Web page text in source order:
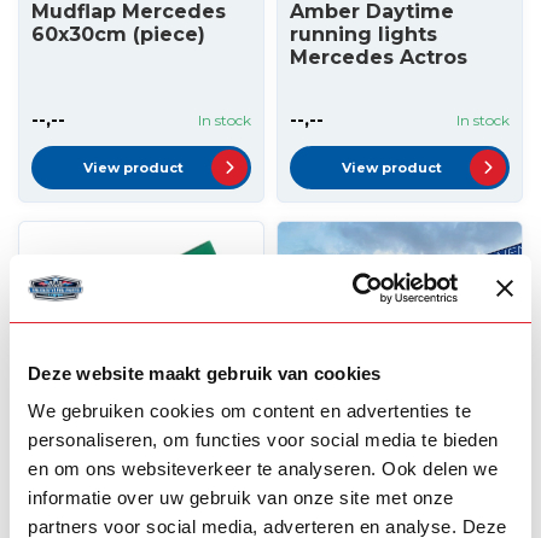
Deze website maakt gebruik van cookies
We gebruiken cookies om content en advertenties te
personaliseren, om functies voor social media te bieden
en om ons websiteverkeer te analyseren. Ook delen we
informatie over uw gebruik van onze site met onze
partners voor social media, adverteren en analyse. Deze
Mudflap Mercedes
60x30cm (piece)
--,-- In stock
View product
Amber Daytime
running lights
Mercedes Actros
--,-- In stock
View product
MERCEDES
Mercedes Actros
Position Marker
Amber
MERCEDES
MB Sprinter
drivinglight
switchable